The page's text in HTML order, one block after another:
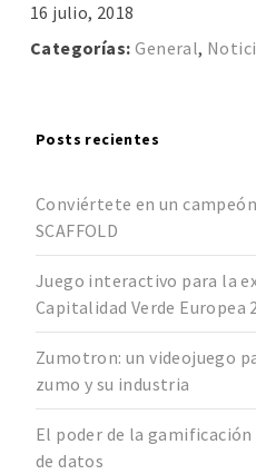
16 julio, 2018
Categorías: General,
Posts recientes
Conviértete en un
SCAFFOLD
Juego interactivo para la
Capitalidad Verde Europea
Zumotron: un videojuego
zumo y su industria
El poder de la
de datos